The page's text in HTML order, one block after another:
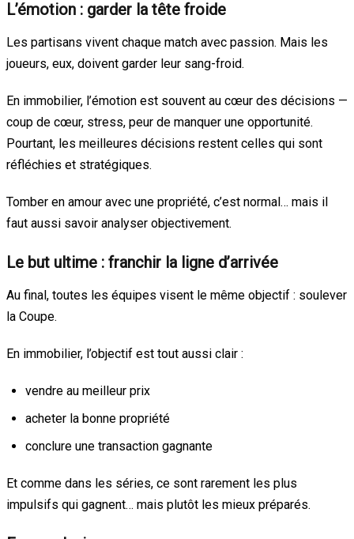
L’émotion : garder la tête froide
Les partisans vivent chaque match avec passion. Mais les
joueurs, eux, doivent garder leur sang-froid.
En immobilier, l’émotion est souvent au cœur des décisions —
coup de cœur, stress, peur de manquer une opportunité.
Pourtant, les meilleures décisions restent celles qui sont
réfléchies et stratégiques.
Tomber en amour avec une propriété, c’est normal… mais il
faut aussi savoir analyser objectivement.
Le but ultime : franchir la ligne d’arrivée
Au final, toutes les équipes visent le même objectif : soulever
la Coupe.
En immobilier, l’objectif est tout aussi clair :
vendre au meilleur prix
acheter la bonne propriété
conclure une transaction gagnante
Et comme dans les séries, ce sont rarement les plus
impulsifs qui gagnent… mais plutôt les mieux préparés.